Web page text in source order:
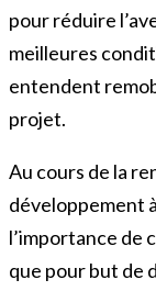
pour réduire
meilleures
entendent
projet.
Au cours de la
développement
l’importance de
que pour but de